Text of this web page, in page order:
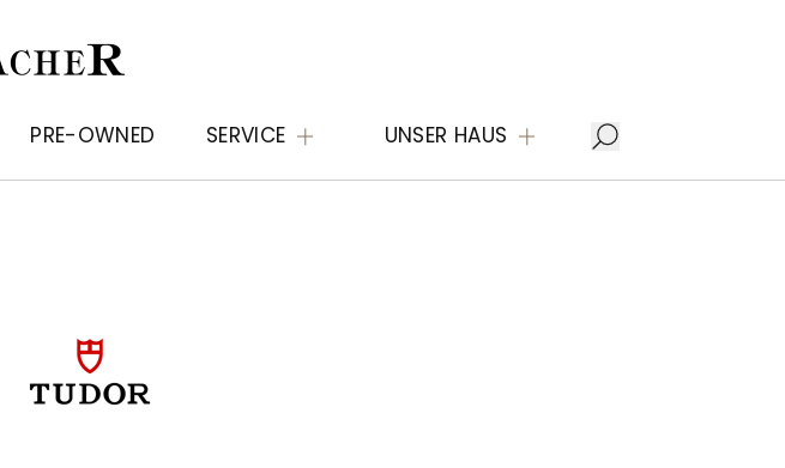
PRE-OWNED SERVICE UNSER HAUS